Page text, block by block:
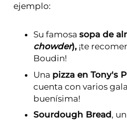
ejemplo:
Su famosa sopa de
chowder),¡te
Boudin!
Una pizza en Tony's
cuenta con varios
buenísima!
Sourdough Bread ,